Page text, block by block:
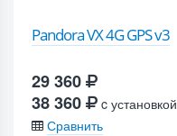
Pandora VX 4G GPS v3
29 360
38 360
c установкой
Сравнить